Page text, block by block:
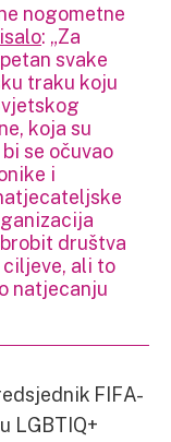
nogometne
: „Za
svake
traku koju
koja su
se očuvao
i
društva
ali to
natjecanju
FIFA-
LGBTIQ+